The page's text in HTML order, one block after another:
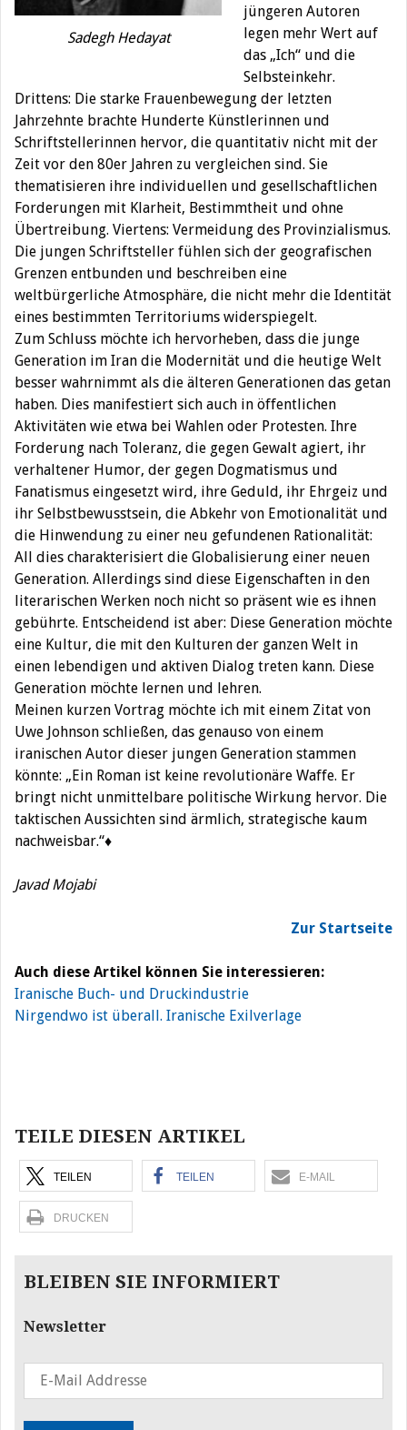
Sadegh Hedayat
jüngeren Autoren
legen mehr Wert auf
das „Ich“ und die
Selbsteinkehr.
Drittens: Die starke Frauenbewegung der letzten
Jahrzehnte brachte Hunderte Künstlerinnen und
Schriftstellerinnen hervor, die quantitativ nicht mit der
Zeit vor den 80er Jahren zu vergleichen sind. Sie
thematisieren ihre individuellen und gesellschaftlichen
Forderungen mit Klarheit, Bestimmtheit und ohne
Übertreibung. Viertens: Vermeidung des Provinzialismus.
Die jungen Schriftsteller fühlen sich der geografischen
Grenzen entbunden und beschreiben eine
weltbürgerliche Atmosphäre, die nicht mehr die Identität
eines bestimmten Territoriums widerspiegelt.
Zum Schluss möchte ich hervorheben, dass die junge
Generation im Iran die Modernität und die heutige Welt
besser wahrnimmt als die älteren Generationen das getan
haben. Dies manifestiert sich auch in öffentlichen
Aktivitäten wie etwa bei Wahlen oder Protesten. Ihre
Forderung nach Toleranz, die gegen Gewalt agiert, ihr
verhaltener Humor, der gegen Dogmatismus und
Fanatismus eingesetzt wird, ihre Geduld, ihr Ehrgeiz und
ihr Selbstbewusstsein, die Abkehr von Emotionalität und
die Hinwendung zu einer neu gefundenen Rationalität:
All dies charakterisiert die Globalisierung einer neuen
Generation. Allerdings sind diese Eigenschaften in den
literarischen Werken noch nicht so präsent wie es ihnen
gebührte. Entscheidend ist aber: Diese Generation möchte
eine Kultur, die mit den Kulturen der ganzen Welt in
einen lebendigen und aktiven Dialog treten kann. Diese
Generation möchte lernen und lehren.
Meinen kurzen Vortrag möchte ich mit einem Zitat von
Uwe Johnson schließen, das genauso von einem
iranischen Autor dieser jungen Generation stammen
könnte: „Ein Roman ist keine revolutionäre Waffe. Er
bringt nicht unmittelbare politische Wirkung hervor. Die
taktischen Aussichten sind ärmlich, strategische kaum
nachweisbar.“♦
Javad Mojabi
Zur Startseite
Auch diese Artikel können Sie interessieren:
Iranische Buch- und Druckindustrie
Nirgendwo ist überall. Iranische Exilverlage
TEILE DIESEN ARTIKEL
TEILEN TEILEN E-MAIL
DRUCKEN
BLEIBEN SIE INFORMIERT
Newsletter